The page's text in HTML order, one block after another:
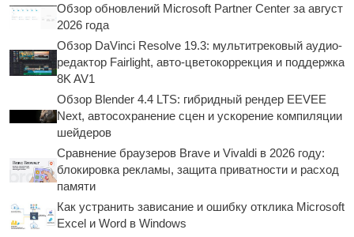
Обзор обновлений Microsoft Partner Center за август
2026 года
Обзор DaVinci Resolve 19.3: мультитрековый аудио-
редактор Fairlight, авто-цветокоррекция и поддержка
8K AV1
Обзор Blender 4.4 LTS: гибридный рендер EEVEE
Next, автосохранение сцен и ускорение компиляции
шейдеров
Сравнение браузеров Brave и Vivaldi в 2026 году:
блокировка рекламы, защита приватности и расход
памяти
Как устранить зависание и ошибку отклика Microsoft
Excel и Word в Windows